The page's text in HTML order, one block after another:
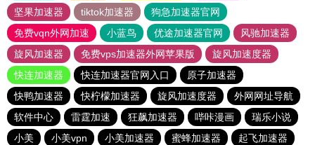
坚果加速器
tiktok加速器
狗急加速器官网
免费vqn外网加速
小蓝鸟 优途加速器官网
风驰加速器
旋风加速器
免费vps加速器外网苹果版
旋风加速度器
快连加速器
快连加速器官网入口
原子加速器
快鸭加速器
快柠檬加速器 旋风加速度器
外网网址导航
软件中心
雷霆加速 狂飙加速器 哔咔漫画
瑞乐小说
小美
小美vpn 小美加速器 蜜蜂加速器
起飞加速器